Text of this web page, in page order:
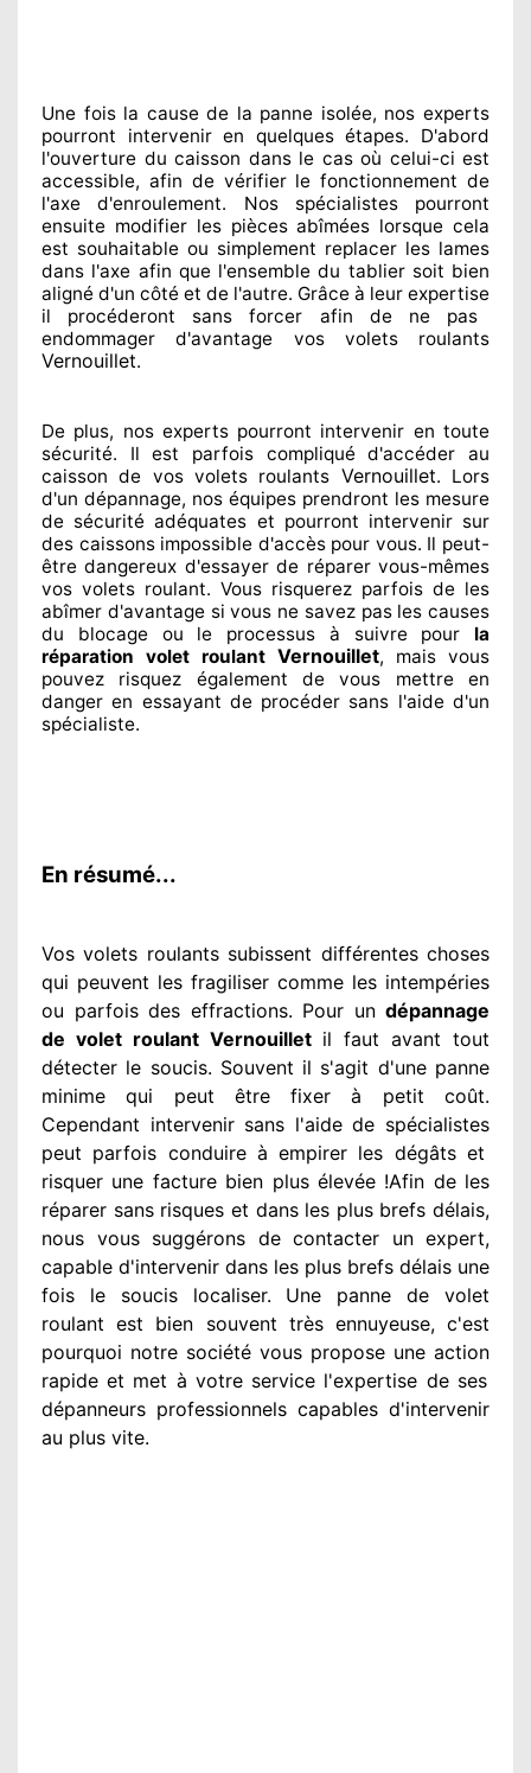
Une fois la causede la panne isolée, nos experts
pourront interveniren quelques étapes. D'abord
l'ouverture du caisson dans le cas où celui-ci est
accessible, afin de vérifier le fonctionnement de
l'axe d'enroulement. Nos spécialistespourront
ensuite modifierles pièces abîmées lorsque cela
est souhaitable ou simplement replacer les lames
dans l'axe afin que l'ensemble du tablier soit bien
aligné d'un côté et de l'autre. Grâce à leur expertise
il procéderont sans forcer afin dene pas
endommager d'avantage vos volets roulants
Vernouillet.
De plus, nos expertspourront intervenir en toute
sécurité. Il est parfois compliquéd'accéder au
caisson de vos volets roulants Vernouillet. Lors
d'un dépannage, nos équipes prendront les mesure
de sécurité adéquates et pourront intervenir sur
des caissons impossible d'accès pour vous. Il peut-
être dangereux d'essayer de réparervous-mêmes
vos volets roulant. Vous risquerez parfois de les
abîmer d'avantage si vous ne savezpas les causes
du blocage ou le processus à suivre pour la
réparation volet roulant Vernouillet, mais vous
pouvez risquez également de vous mettre en
danger en essayant de procéder sans l'aide d'un
spécialiste.
En résumé...
Vos volets roulants subissent différenteschoses
qui peuvent les fragiliser comme les intempéries
ou parfois des effractions. Pour un dépannage
de volet roulant Vernouilletil faut avant tout
détecter le soucis. Souvent il s'agit d'une panne
minime qui peut être fixer à petit coût.
Cependant intervenirsans l'aide de spécialistes
peut parfois conduire à empirer les dégâtset
risquer une facture bien plus élevée!Afin de les
réparer sans risques et dans les plus brefs délais,
nous vous suggérons de contacter un expert,
capable d'intervenir dans les plus brefs délais une
fois le soucislocaliser. Une panne de volet
roulant est bien souvent très ennuyeuse, c'est
pourquoi notre société vous propose une action
rapide et met à votre service l'expertise de ses
dépanneurs professionnels capables d'intervenir
au plus vite.